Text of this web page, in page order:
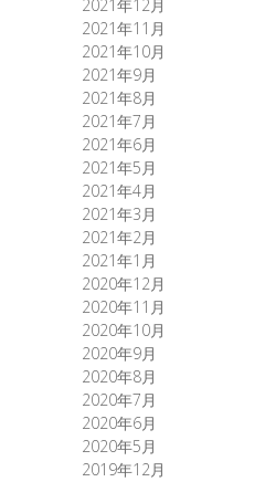
2021年12月
2021年11月
2021年10月
2021年9月
2021年8月
2021年7月
2021年6月
2021年5月
2021年4月
2021年3月
2021年2月
2021年1月
2020年12月
2020年11月
2020年10月
2020年9月
2020年8月
2020年7月
2020年6月
2020年5月
2019年12月